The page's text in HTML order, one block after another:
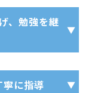
、勉強を継
寧に指導